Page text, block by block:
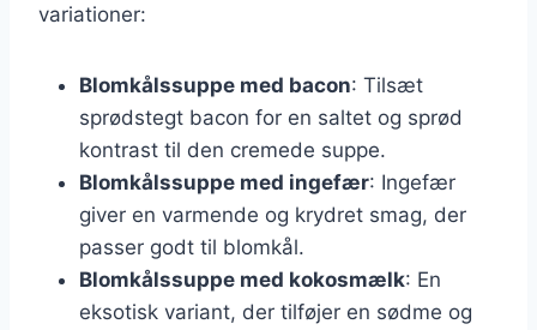
variationer:
Blomkålssuppe med bacon: Tilsæt
sprødstegt bacon for en saltet og sprød
kontrast til den cremede suppe.
Blomkålssuppe med ingefær: Ingefær
giver en varmende og krydret smag, der
passer godt til blomkål.
Blomkålssuppe med kokosmælk: En
eksotisk variant, der tilføjer en sødme og